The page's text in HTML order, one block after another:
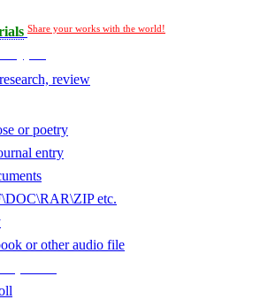
Share your works with the world!
review
or poetry
entry
etc.
or other audio file